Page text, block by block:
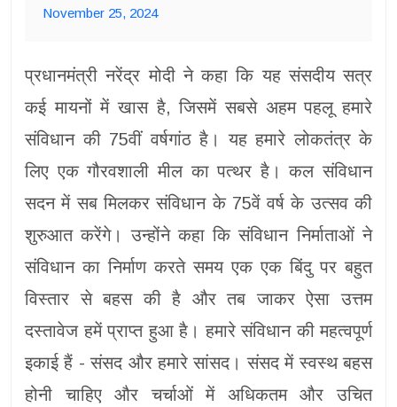
November 25, 2024
प्रधानमंत्री नरेंद्र मोदी ने कहा कि यह संसदीय सत्र
कई मायनों में खास है, जिसमें सबसे अहम पहलू हमारे
संविधान की 75वीं वर्षगांठ है। यह हमारे लोकतंत्र के
लिए एक गौरवशाली मील का पत्थर है। कल संविधान
सदन में सब मिलकर संविधान के 75वें वर्ष के उत्सव की
शुरुआत करेंगे। उन्होंने कहा कि संविधान निर्माताओं ने
संविधान का निर्माण करते समय एक एक बिंदु पर बहुत
विस्तार से बहस की है और तब जाकर ऐसा उत्तम
दस्तावेज हमें प्राप्त हुआ है। हमारे संविधान की महत्वपूर्ण
इकाई हैं - संसद और हमारे सांसद। संसद में स्वस्थ बहस
होनी चाहिए और चर्चाओं में अधिकतम और उचित